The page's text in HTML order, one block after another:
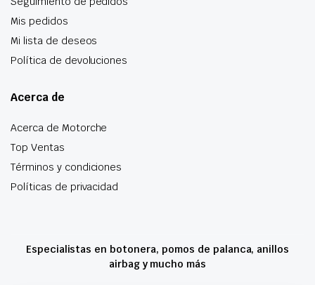
Mis pedidos
Mi lista de deseos
Política de devoluciones
Acerca de
Acerca de Motorche
Top Ventas
Términos y condiciones
Políticas de privacidad
Especialistas en botonera, pomos de palanca, anillos
airbag y mucho más